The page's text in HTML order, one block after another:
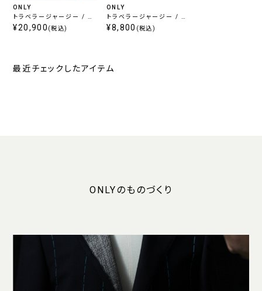
ONLY
トラベラージャージー / ジ
ャケット ライトグレー チェ
¥20,900 (税込)
ONLY
トラベラージャージー / タ
イトスカート ライトグレー
¥8,800 (税込)
最近チェックしたアイテム
ONLYのものづくり